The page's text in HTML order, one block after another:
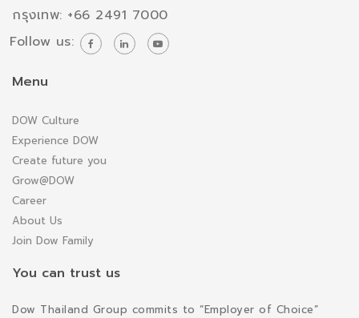
กรุงเทพ: +66 2491 7000
Follow us:
Menu
DOW Culture
Experience DOW
Create future you
Grow@DOW
Career
About Us
Join Dow Family
You can trust us
Dow Thailand Group commits to “Employer of Choice”